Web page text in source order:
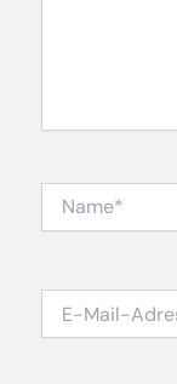
Mail-